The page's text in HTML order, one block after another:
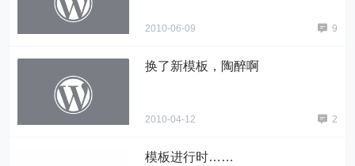
2010-06-09 9
换了新模板，陶醉啊
2010-04-12 2
模板进行时……